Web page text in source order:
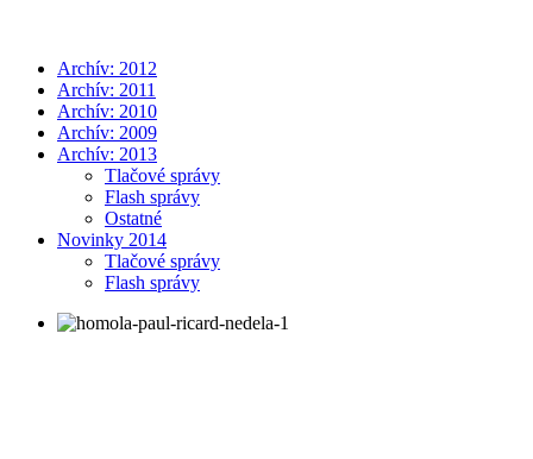
Archív: 2012
Archív: 2011
Archív: 2010
Archív: 2009
Archív: 2013
Tlačové správy
Flash správy
Ostatné
Novinky 2014
Tlačové správy
Flash správy